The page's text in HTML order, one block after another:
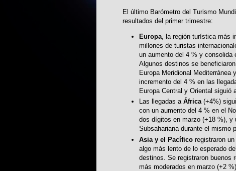
El último Barómetro del Turismo
resultados del primer trimestre:
Europa, la región turística más
millones de turistas
un aumento del 4 % y consolida
Algunos destinos se
Europa Meridional Mediterránea
incremento del 4 % en las
Europa Central y Oriental siguió
Las llegadas a África (+4%)
con un aumento del 4 % en el
dos dígitos en marzo (+18 %), y
Subsahariana durante el mismo
Asia y el Pacífico registraron
algo más lento de lo esperado
destinos. Se registraron buenos
más moderados en marzo (+2